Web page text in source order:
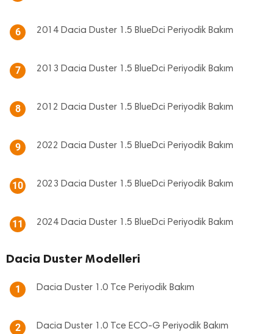
6 2014 Dacia Duster 1.5 BlueDci Periyodik Bakım
7 2013 Dacia Duster 1.5 BlueDci Periyodik Bakım
8 2012 Dacia Duster 1.5 BlueDci Periyodik Bakım
9 2022 Dacia Duster 1.5 BlueDci Periyodik Bakım
10 2023 Dacia Duster 1.5 BlueDci Periyodik Bakım
11 2024 Dacia Duster 1.5 BlueDci Periyodik Bakım
Dacia Duster Modelleri
1 Dacia Duster 1.0 Tce Periyodik Bakım
2 Dacia Duster 1.0 Tce ECO-G Periyodik Bakım